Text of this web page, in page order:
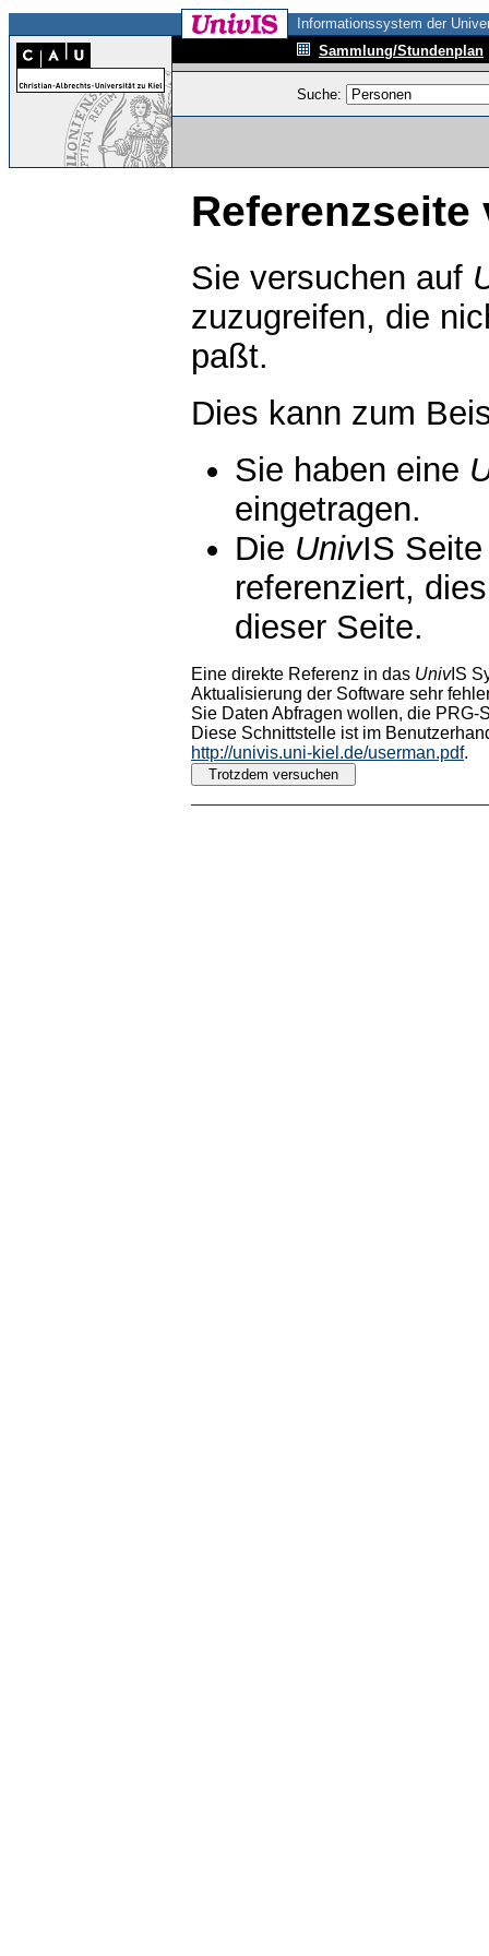
Informationssystem der
Sammlung/Stundenplan
Suche:
Referenzseite
Sie versuchen auf
zuzugreifen, die
paßt.
Dies kann zum
Sie haben eine
eingetragen.
Die UnivIS
referenziert,
dieser Seite.
Eine direkte Referenz in das UnivIS
Aktualisierung der Software sehr
Sie Daten Abfragen wollen, die PRG-
Diese Schnittstelle ist im
http://univis.uni-kiel.de/userman.pdf.